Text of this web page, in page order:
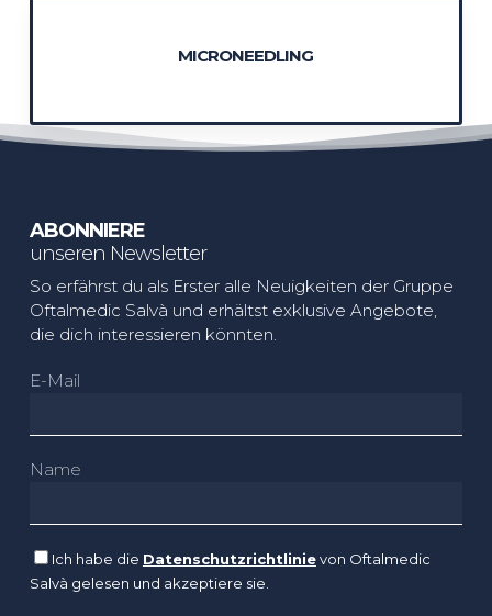
MICRONEEDLING
ABONNIERE
unseren Newsletter
So erfährst du als Erster alle Neuigkeiten der Gruppe
Oftalmedic Salvà und erhältst exklusive Angebote,
die dich interessieren könnten.
E-Mail
Name
Ich habe die Datenschutzrichtlinievon Oftalmedic
Salvà gelesen und akzeptiere sie.